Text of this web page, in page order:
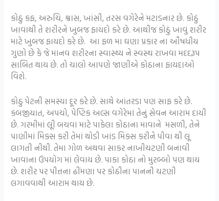
કોઠું કફ, અરુચિ, શ્વાસ, ખાંસી, તરસ વગેરેને મટાડનાર છે. કોઠું
ખાવાથી તે શરીરને ખુબજ ફાયદો કરે છે. આથીજ કોઠું ખાવું શરીર
માટે ખુબજ ફાયદો કરે છે. આ ફળ મા ઘણા પ્રકાર ના ઔષધીય
ગુણો છે કે જે માનવ શરીરના સ્વાસ્થ્ય ને સ્વસ્થ રાખવા મદદરૂપ
સાબિત થાય છે. તો ચાલો આપણે જાણીએ કોઠાના ફાયદાઓ
વિશે.
કોઠુ પેટની સમસ્યા દૂર કરે છે. સાથે આંતરડા પણ સાફ કરે છે.
કબજીયાત, અપચો, પેપ્ટિક અલ્સ વગેરેમાં તેનું સેવન આરામ દાયી
છે. ગરમીમાં લૂી બચવા માટે પાકેલા કોઠાના માવાને મસળી, તેને
પાણીમાં મિક્સ કરી તેમાં થોડી ખાંડ મિક્સ કરીને પીવા થી લૂ
લાગતી નીથી. તેમા ગોળ અથવા સાકર નાખીચટણી બનાવી
ખાવાના ઉપયોગ માં લેવાય છે. પાકા કોઠા નો મુરબ્બો પણ થાય
છે. શરીર પર પીત્તના ઢીંમણા પર કોઠીના પાનની ચટણી
લગાવવાથી આરામ થાય છે.